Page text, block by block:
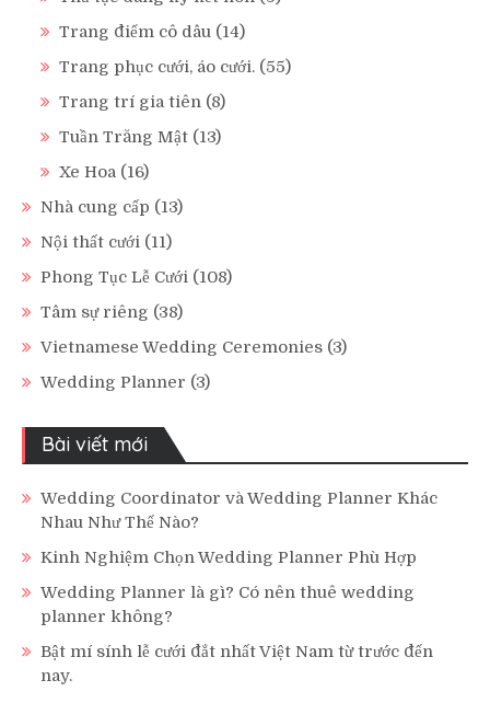
Trang điểm cô dâu (14)
Trang phục cưới, áo cưới. (55)
Trang trí gia tiên (8)
Tuần Trăng Mật (13)
Xe Hoa (16)
Nhà cung cấp (13)
Nội thất cưới (11)
Phong Tục Lễ Cưới (108)
Tâm sự riêng (38)
Vietnamese Wedding Ceremonies (3)
Wedding Planner (3)
Bài viết mới
Wedding Coordinator và Wedding Planner Khác
Nhau Như Thế Nào?
Kinh Nghiệm Chọn Wedding Planner Phù Hợp
Wedding Planner là gì? Có nên thuê wedding
planner không?
Bật mí sính lễ cưới đắt nhất Việt Nam từ trước đến
nay.